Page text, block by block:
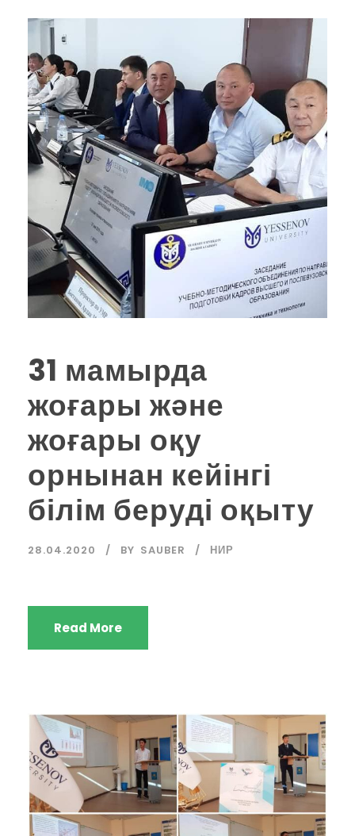
31 мамырда
жоғары және
жоғары оқу
орнынан кейінгі
білім беруді оқыту
28.04.2020 BY SAUBER НИР
Read More